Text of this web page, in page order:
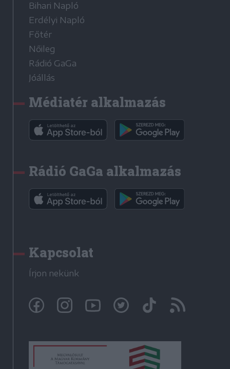
Bihari Napló
Erdélyi Napló
Főtér
Nőileg
Rádió GaGa
Jóállás
Médiatér alkalmazás
Rádió GaGa alkalmazás
Kapcsolat
Írjon nekünk